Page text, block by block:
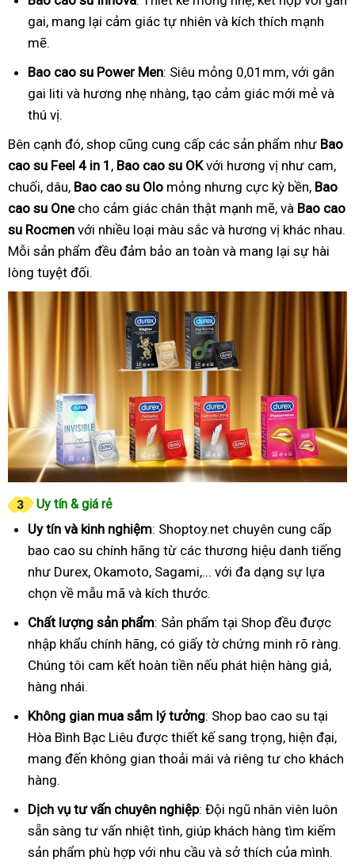
gai, mang lại cảm giác tự nhiên và kích thích mạnh
mẽ.
Bao cao su Power Men: Siêu mỏng 0,01mm, với gân
gai liti và hương nhẹ nhàng, tạo cảm giác mới mẻ và
thú vị.
Bên cạnh đó, shop cũng cung cấp các sản phẩm như Bao
cao su Feel 4 in 1 , Bao cao su OKvới hương vị như cam,
chuối, dâu, Bao cao su Olo mỏng nhưng cực kỳ bền, Bao
cao su Onecho cảm giác chân thật mạnh mẽ, và Bao cao
su Rocmen với nhiều loại màu sắc và hương vị khác nhau.
Mỗi sản phẩm đều đảm bảo an toàn và mang lại sự hài
lòng tuyệt đối.
Uy tín & giá rẻ
Uy tín và kinh nghiệm: Shoptoy.net chuyên cung cấp
bao cao su chính hãng từ các thương hiệu danh tiếng
như Durex, Okamoto, Sagami,... với đa dạng sự lựa
chọn về mẫu mã và kích thước.
Chất lượng sản phẩm: Sản phẩm tại Shop đều được
nhập khẩu chính hãng, có giấy tờ chứng minh rõ ràng.
Chúng tôi cam kết hoàn tiền nếu phát hiện hàng giả,
hàng nhái.
Không gian mua sắm lý tưởng: Shop bao cao su tại
Hòa Bình Bạc Liêu được thiết kế sang trọng, hiện đại,
mang đến không gian thoải mái và riêng tư cho khách
hàng.
Dịch vụ tư vấn chuyên nghiệp: Đội ngũ nhân viên luôn
sẵn sàng tư vấn nhiệt tình, giúp khách hàng tìm kiếm
sản phẩm phù hợp với nhu cầu và sở thích của mình.